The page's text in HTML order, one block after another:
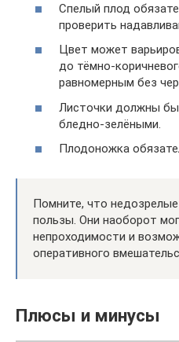
Спелый плод
проверить
Цвет может
до тёмно-
равномерным без
Листочки должны
бледно-зелёными.
Плодоножка
Помните, что
пользы. Они наоборот
непроходимости и
оперативного
Плюсы и минусы